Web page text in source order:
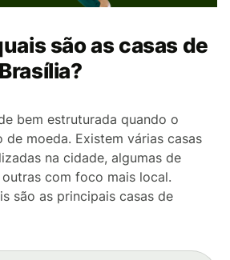
são as casas de
bem estruturada quando o
de moeda. Existem várias casas
na cidade, algumas de
com foco mais local.
são as principais casas de